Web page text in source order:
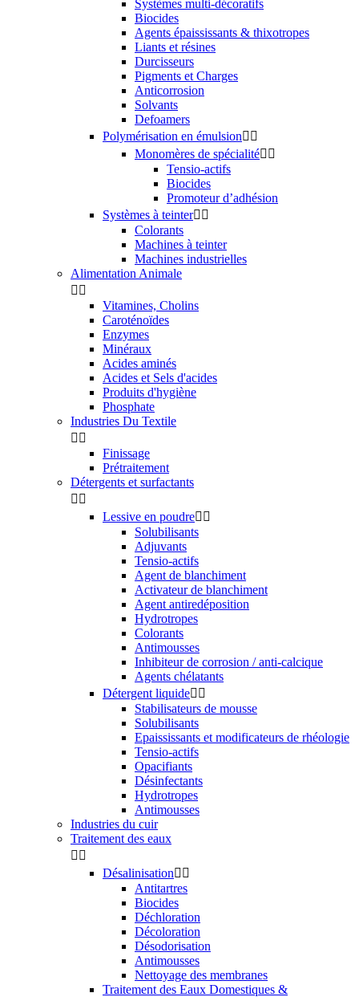
Systèmes multi-décoratifs
Biocides
Agents épaississants & thixotropes
Liants et résines
Durcisseurs
Pigments et Charges
Anticorrosion
Solvants
Defoamers
Polymérisation en émulsion 
Monomères de spécialité 
Tensio-actifs
Biocides
Promoteur d’adhésion
Systèmes à teinter 
Colorants
Machines à teinter
Machines industrielles
Alimentation Animale
 
Vitamines, Cholins
Caroténoïdes
Enzymes
Minéraux
Acides aminés
Acides et Sels d'acides
Produits d'hygiène
Phosphate
Industries Du Textile
 
Finissage
Prétraitement
Détergents et surfactants
 
Lessive en poudre 
Solubilisants
Adjuvants
Tensio-actifs
Agent de blanchiment
Activateur de blanchiment
Agent antiredéposition
Hydrotropes
Colorants
Antimousses
Inhibiteur de corrosion / anti-calcique
Agents chélatants
Détergent liquide 
Stabilisateurs de mousse
Solubilisants
Epaississants et modificateurs de rhéologie
Tensio-actifs
Opacifiants
Désinfectants
Hydrotropes
Antimousses
Industries du cuir
Traitement des eaux
 
Désalinisation 
Antitartres
Biocides
Déchloration
Décoloration
Désodorisation
Antimousses
Nettoyage des membranes
Traitement des Eaux Domestiques &